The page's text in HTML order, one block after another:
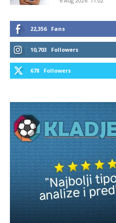
22,356 Fans
10,703 Followers
678 Followers